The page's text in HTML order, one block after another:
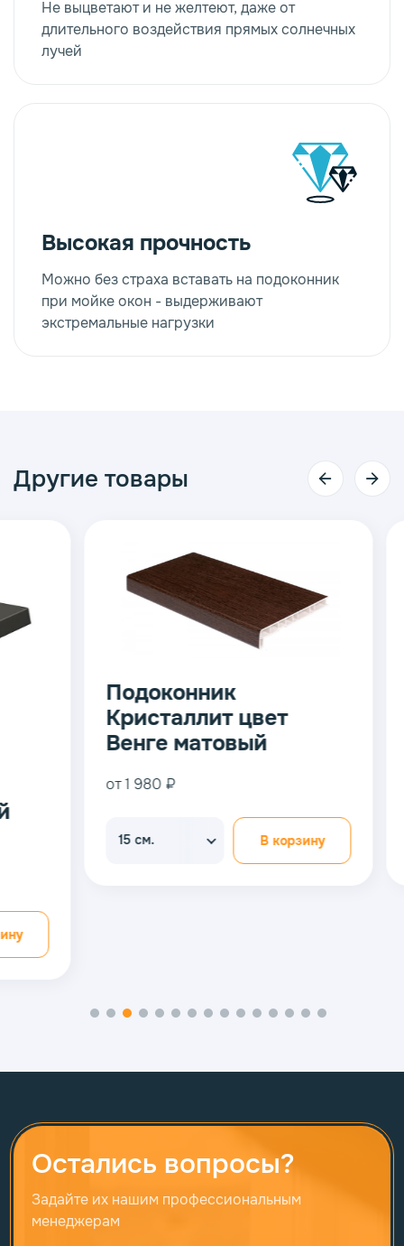
Не выцветают и не желтеют, даже от
длительного воздействия прямых солнечных
лучей
Высокая прочность
Можно без страха вставать на подоконник
при мойке окон - выдерживают
экстремальные нагрузки
Другие товары
Подоконник
Кристаллит цвет
Венге матовый
В корзину
Остались вопросы?
Задайте их нашим профессиональным
менеджерам